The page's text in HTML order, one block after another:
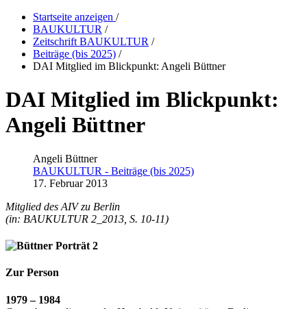
Startseite anzeigen /
BAUKULTUR /
Zeitschrift BAUKULTUR /
Beiträge (bis 2025) /
DAI Mitglied im Blickpunkt: Angeli Büttner
DAI Mitglied im Blickpunkt:
Angeli Büttner
Angeli Büttner
BAUKULTUR - Beiträge (bis 2025)
17. Februar 2013
Mitglied des AIV zu Berlin
(in: BAUKULTUR 2_2013, S. 10-11)
Zur Person
1979 – 1984